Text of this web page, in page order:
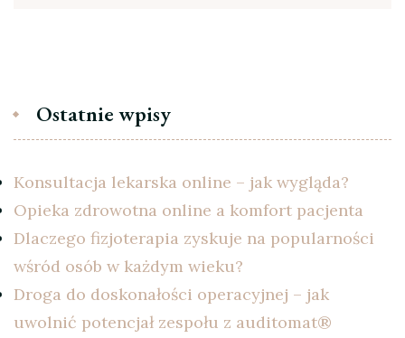
Ostatnie wpisy
Konsultacja lekarska online – jak wygląda?
Opieka zdrowotna online a komfort pacjenta
Dlaczego fizjoterapia zyskuje na popularności
wśród osób w każdym wieku?
Droga do doskonałości operacyjnej – jak
uwolnić potencjał zespołu z auditomat®